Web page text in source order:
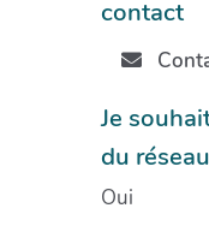
contact
Je
du
Oui